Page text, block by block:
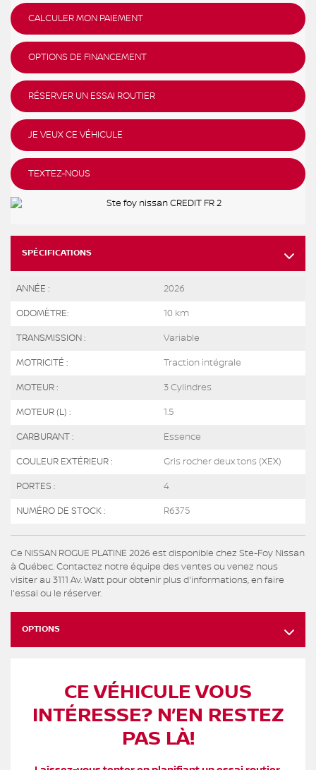
SPÉCIFICATIONS
ANNÉE : 2026
ODOMÈTRE: 10 km
TRANSMISSION : Variable
MOTRICITÉ : Traction intégrale
MOTEUR : 3 Cylindres
MOTEUR (L) : 1.5
CARBURANT : Essence
COULEUR EXTÉRIEUR : Gris rocher deux tons (XEX)
PORTES : 4
NUMÉRO DE STOCK : R6375
Ce NISSAN ROGUE PLATINE 2026 est disponible chez Ste-Foy Nissan
à Québec. Contactez notre équipe des ventes ou venez nous
visiter au 3111 Av. Watt pour obtenir plus d'informations, en faire
l'essai ou le réserver.
OPTIONS
CE VÉHICULE VOUS
INTÉRESSE? N’EN RESTEZ
PAS LÀ!
CALCULER MON PAIEMENT
OPTIONS DE FINANCEMENT
RÉSERVER UN ESSAI ROUTIER
JE VEUX CE VÉHICULE
TEXTEZ-NOUS